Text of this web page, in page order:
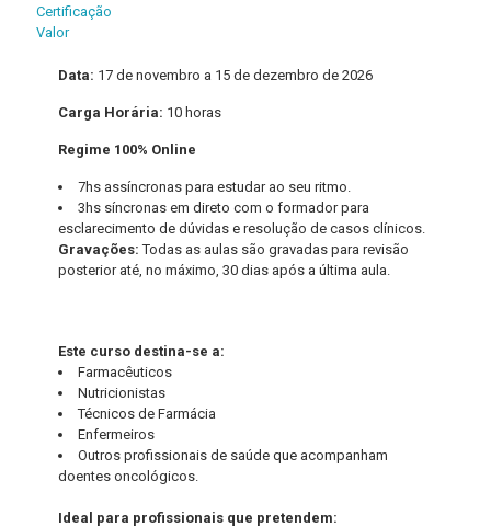
Certificação
Valor
Data: 17 de novembro a 15 de dezembro de 2026
Carga Horária: 10 horas
Regime 100% Online
7hs assíncronas para estudar ao seu ritmo.
3hs síncronas em direto com o formador para
esclarecimento de dúvidas e resolução de casos clínicos.
Gravações:Todas as aulas são gravadas para revisão
posterior até, no máximo, 30 dias após a última aula.
Este curso destina-se a:
Farmacêuticos
Nutricionistas
Técnicos de Farmácia
Enfermeiros
Outros profissionais de saúde que acompanham
doentes oncológicos.
Ideal para profissionais que pretendem: